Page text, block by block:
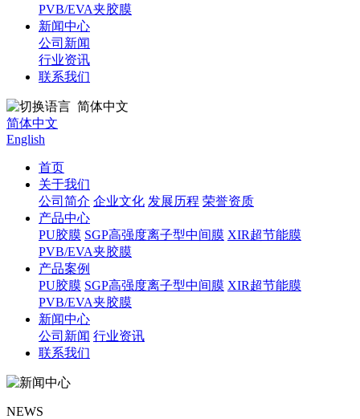
PVB/EVA夹胶膜
新闻中心
公司新闻
行业资讯
联系我们
简体中文
简体中文
English
首页
关于我们
公司简介 企业文化 发展历程 荣誉资质
产品中心
PU胶膜 SGP高强度离子型中间膜 XIR超节能膜
PVB/EVA夹胶膜
产品案例
PU胶膜 SGP高强度离子型中间膜 XIR超节能膜
PVB/EVA夹胶膜
新闻中心
公司新闻 行业资讯
联系我们
NEWS